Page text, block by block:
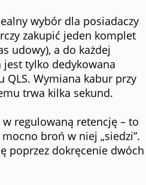
wybór dla posiadaczy
zakupić jeden komplet
udowy), a do każdej
tylko dedykowana
QLS. Wymiana kabur przy
trwa kilka sekund.
regulowaną retencję – to
broń w niej „siedzi”.
poprzez dokręcenie dwóch